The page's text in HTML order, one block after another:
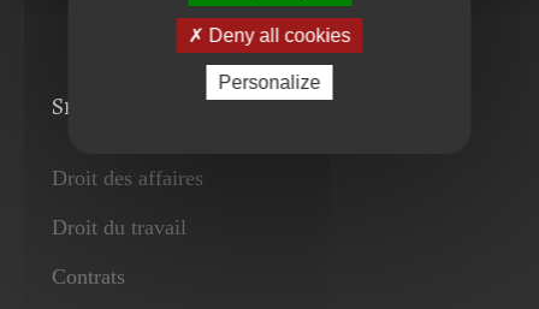
Services
Droit des affaires
Droit du travail
Contrats
Deny all cookies
Personalize